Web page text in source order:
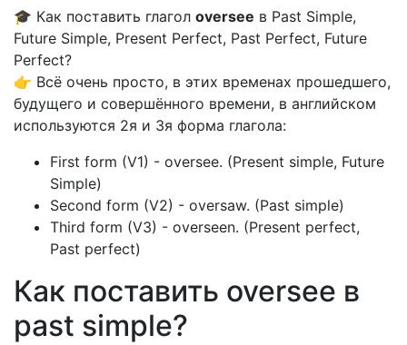
🎓 Как поставить глагол oversee в Past Simple,
Future Simple, Present Perfect, Past Perfect, Future
Perfect?
👉 Всё очень просто, в этих временах прошедшего,
будущего и совершённого времени, в английском
используются 2я и 3я форма глагола:
First form (V1) - oversee. (Present simple, Future
Simple)
Second form (V2) - oversaw. (Past simple)
Third form (V3) - overseen. (Present perfect,
Past perfect)
Как поставить oversee в
past simple?